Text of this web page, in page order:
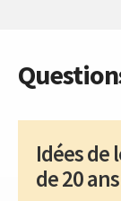
Idées
de 20 ans